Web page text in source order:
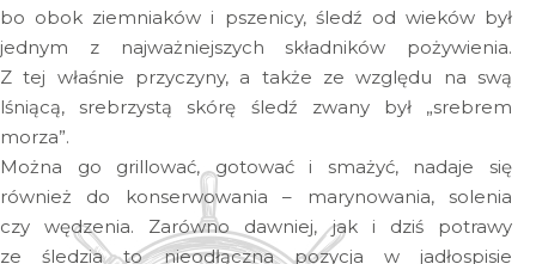
bo obok ziemniaków i pszenicy, śledź od wieków był
jednym z najważniejszych składników pożywienia.
Z tej właśnie przyczyny, a także ze względu na swą
lśniącą, srebrzystą skórę śledź zwany był „srebrem
morza”.
Można go grillować, gotować i smażyć, nadaje się
również do konserwowania – marynowania, solenia
czy wędzenia. Zarówno dawniej, jak i dziś potrawy
ze śledzia to nieodłączna pozycja w jadłospisie